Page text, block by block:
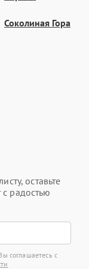
Соколиная Гора
оставьте
радостью
соглашаетесь с